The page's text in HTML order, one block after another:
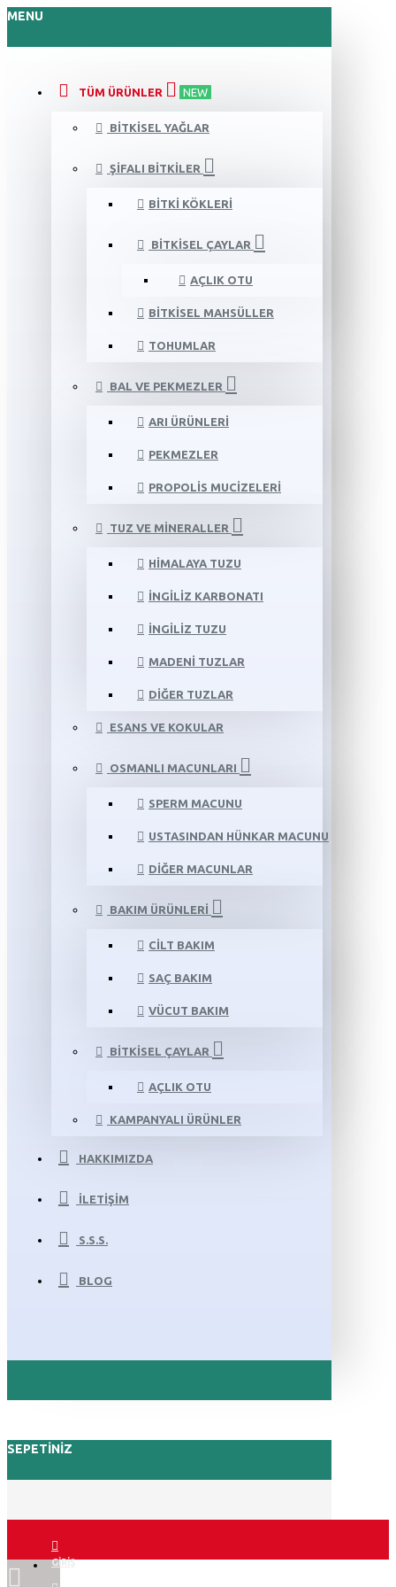
MENU
TÜM ÜRÜNLER NEW
BITKISEL YAĞLAR
ŞIFALI BITKILER
BITKI KÖKLERI
BITKISEL ÇAYLAR
AÇLIK OTU
BITKISEL MAHSÜLLER
TOHUMLAR
BAL VE PEKMEZLER
ARI ÜRÜNLERI
PEKMEZLER
PROPOLIS MUCIZELERI
TUZ VE MINERALLER
HIMALAYA TUZU
İNGILIZ KARBONATI
İNGILIZ TUZU
MADENI TUZLAR
DIĞER TUZLAR
ESANS VE KOKULAR
OSMANLI MACUNLARI
SPERM MACUNU
USTASINDAN HÜNKAR MACUNU
DIĞER MACUNLAR
BAKIM ÜRÜNLERI
CILT BAKIM
SAÇ BAKIM
VÜCUT BAKIM
BITKISEL ÇAYLAR
AÇLIK OTU
KAMPANYALI ÜRÜNLER
HAKKIMIZDA
İLETIŞIM
S.S.S.
BLOG
SEPETINIZ
GIRIŞ